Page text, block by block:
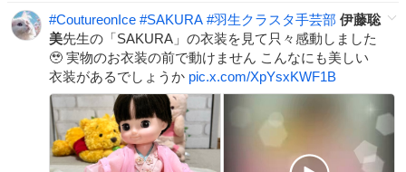
#CoutureonIce #SAKURA #羽生クラスタ手芸部 伊藤聡
美先生の「SAKURA」の衣装を見て只々感動しました
🥹 実物のお衣装の前で動けません こんなにも美しい
衣装があるでしょうか pic.x.com/XpYsxKWF1B